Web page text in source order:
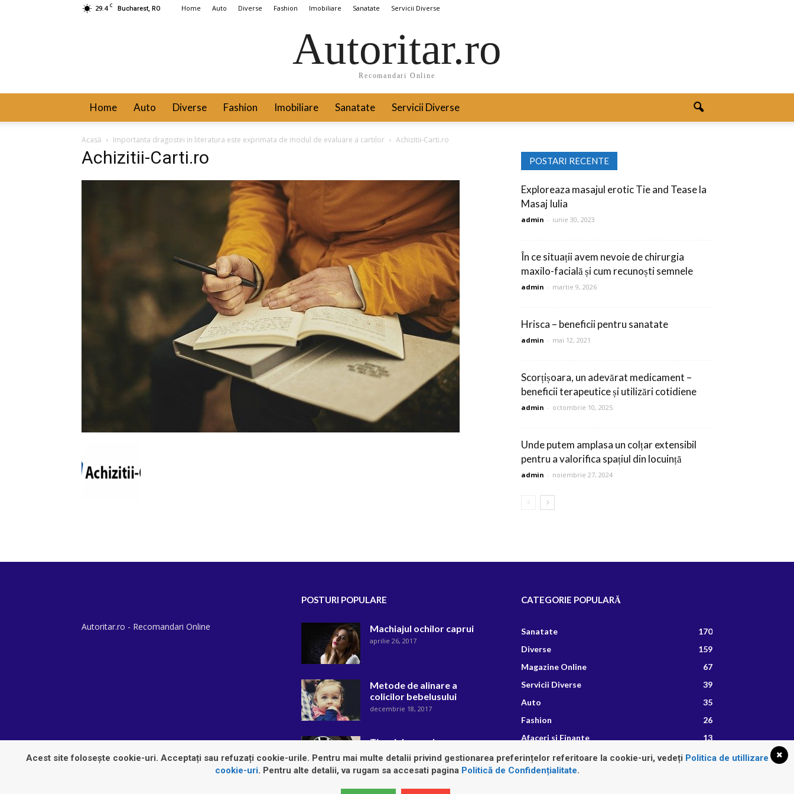
29.4 C Bucharest, RO Home Auto Diverse Fashion Imobiliare Sanatate Servicii Diverse
Autoritar.ro
Recomandari Online
Home Auto Diverse Fashion Imobiliare Sanatate Servicii Diverse
Acasă Importanta dragostei in literatura este exprimata de modul de evaluare a cartilor Achizitii-Carti.ro
Achizitii-Carti.ro POSTARI RECENTE
Exploreaza masajul erotic Tie and Tease la
Masaj Iulia
admin - iunie 30, 2023
În ce situații avem nevoie de chirurgia
maxilo-facială și cum recunoști semnele
admin - martie 9, 2026
Hrisca – beneficii pentru sanatate
admin - mai 12, 2021
Scorțișoara, un adevărat medicament –
beneficii terapeutice și utilizări cotidiene
admin - octombrie 10, 2025
Unde putem amplasa un colțar extensibil
pentru a valorifica spațiul din locuință
admin - noiembrie 27, 2024
Autoritar.ro - Recomandari Online
POSTURI POPULARE
Machiajul ochilor caprui
aprilie 26, 2017
Metode de alinare a
colicilor bebelusului
decembrie 18, 2017
Tipuri de anvelope
august 22, 2018
CATEGORIE POPULARĂ
Sanatate
170
Diverse
159
Magazine Online
67
Servicii Diverse
39
Auto
35
Fashion
26
Afaceri si Finante
13
Retete Culinare
8
Acest site folosește cookie-uri. Acceptați sau refuzați cookie-urile. Pentru mai multe detalii privind gestionarea preferințelor referitoare la cookie-uri, vedeți Politica de utillizare
cookie-uri. Pentru alte detalii, va rugam sa accesati pagina Politică de Confidențialitate.